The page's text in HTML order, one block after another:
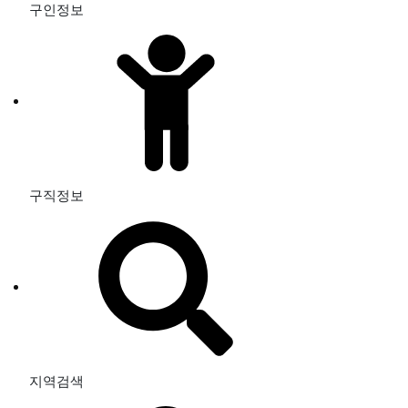
구인정보
구직정보
지역검색